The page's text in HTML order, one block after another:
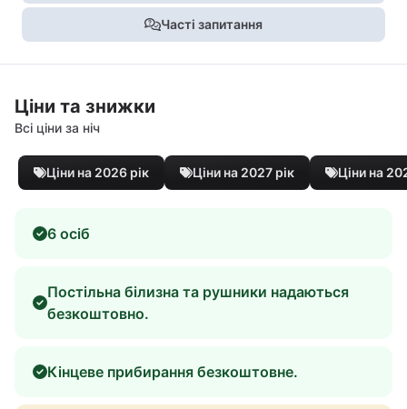
Часті запитання
Ціни та знижки
Всі ціни за ніч
Ціни на 2026 рік Ціни на 2027 рік Ціни на
6 осіб
Постільна білизна та рушники надаються
безкоштовно.
Кінцеве прибирання безкоштовне.